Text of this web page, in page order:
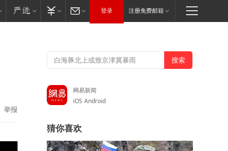
登录 注册免费邮箱
举报
网易新闻
iOS Android
猜你喜欢